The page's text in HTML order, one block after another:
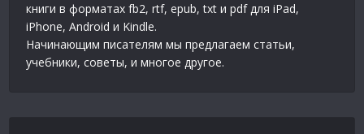
книги в форматах fb2, rtf, epub, txt и pdf для iPad,
iPhone, Android и Kindle.
Начинающим писателям мы предлагаем статьи,
учебники, советы, и многое другое.